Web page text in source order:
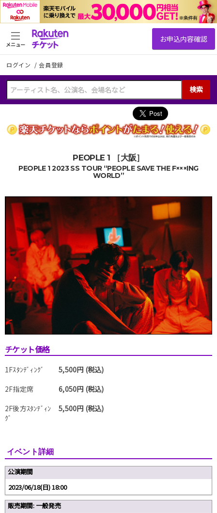
ログイン /会員登録
検索
メニュー
PEOPLE 1 ［大阪］
PEOPLE 1 2023 SS TOUR “PEOPLE SAVE THE F×××ING
WORLD”
チケット価格
1Fｽﾀﾝﾃﾞｨﾝｸﾞ
5,500円 (税込)
2F指定席
6,050円 (税込)
2F後方ｽﾀﾝﾃﾞｨﾝ
ｸﾞ
5,500円 (税込)
イベント詳細
公演期間
2023/06/18(日) 18:00
販売期間: 一般発売